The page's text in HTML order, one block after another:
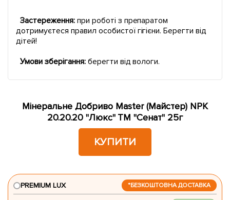
Застереження: при роботі з препаратом
дотримуєтеся правил особистої гігієни. Берегти від
дітей!
Умови зберігання: берегти від вологи.
Мінеральне Добриво Master (Майстер) NPK
20.20.20 "Люкс" ТМ "Сенат" 25г
КУПИТИ
*БЕЗКОШТОВНА ДОСТАВКА
PREMIUM LUX